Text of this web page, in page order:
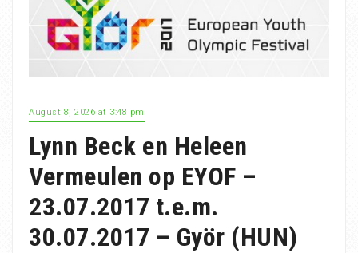
August 8, 2026 at 3:48 pm
Lynn Beck en Heleen
Vermeulen op EYOF –
23.07.2017 t.e.m.
30.07.2017 – Györ (HUN)